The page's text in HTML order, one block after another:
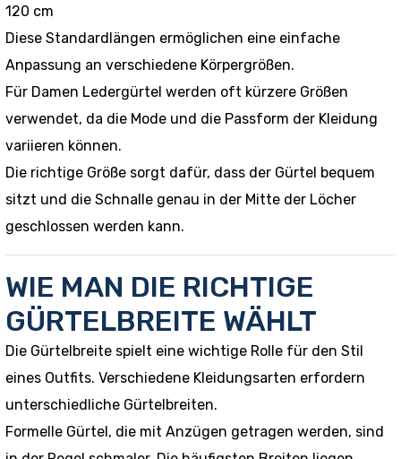
120 cm
Diese Standardlängen ermöglichen eine einfache
Anpassung an verschiedene Körpergrößen.
Für Damen Ledergürtel werden oft kürzere Größen
verwendet, da die Mode und die Passform der Kleidung
variieren können.
Die richtige Größe sorgt dafür, dass der Gürtel bequem
sitzt und die Schnalle genau in der Mitte der Löcher
geschlossen werden kann.
WIE MAN DIE RICHTIGE
GÜRTELBREITE WÄHLT
Die Gürtelbreite spielt eine wichtige Rolle für den Stil
eines Outfits. Verschiedene Kleidungsarten erfordern
unterschiedliche Gürtelbreiten.
Formelle Gürtel, die mit Anzügen getragen werden, sind